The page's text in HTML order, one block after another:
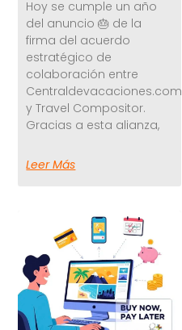
Hoy se cumple un año
del anuncio 🎂 de la
firma del acuerdo
estratégico de
colaboración entre
Centraldevacaciones.com
y Travel Compositor.
Gracias a esta alianza,
Leer Más